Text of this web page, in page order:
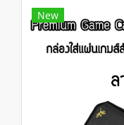
New